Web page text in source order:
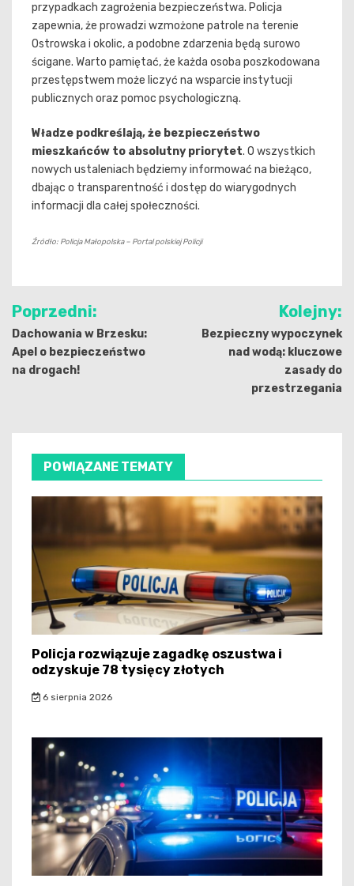
przypadkach zagrożenia bezpieczeństwa. Policja
zapewnia, że prowadzi wzmożone patrole na terenie
Ostrowska i okolic, a podobne zdarzenia będą surowo
ścigane. Warto pamiętać, że każda osoba poszkodowana
przestępstwem może liczyć na wsparcie instytucji
publicznych oraz pomoc psychologiczną.
Władze podkreślają, że bezpieczeństwo
mieszkańców to absolutny priorytet. O wszystkich
nowych ustaleniach będziemy informować na bieżąco,
dbając o transparentność i dostęp do wiarygodnych
informacji dla całej społeczności.
Źródło: Policja Małopolska – Portal polskiej Policji
Nawigacja
wpisu
Poprzedni:
Dachowania w Brzesku:
Apel o bezpieczeństwo
na drogach!
Kolejny:
Bezpieczny wypoczynek
nad wodą: kluczowe
zasady do
przestrzegania
POWIĄZANE TEMATY
Policja rozwiązuje zagadkę oszustwa i
odzyskuje 78 tysięcy złotych
6 sierpnia 2026